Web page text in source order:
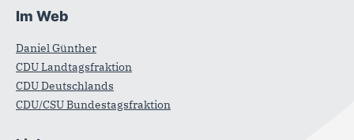
Im Web
Daniel Günther
CDU Landtagsfraktion
CDU Deutschlands
CDU/CSU Bundestagsfraktion